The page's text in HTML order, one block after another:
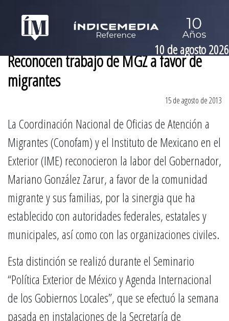
10 de agosto 2026
Reconocen trabajo de MGZ a favor de
migrantes
15 de agosto de 2013
La Coordinación Nacional de Oficias de Atención a
Migrantes (Conofam) y el Instituto de Mexicano en el
Exterior (IME) reconocieron la labor del Gobernador,
Mariano González Zarur, a favor de la comunidad
migrante y sus familias, por la sinergia que ha
establecido con autoridades federales, estatales y
municipales, así como con las organizaciones civiles.
Esta distinción se realizó durante el Seminario
“Política Exterior de México y Agenda Internacional
de los Gobiernos Locales”, que se efectuó la semana
pasada en instalaciones de la Secretaría de